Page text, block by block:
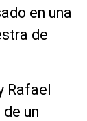
en una
de
Rafael
un